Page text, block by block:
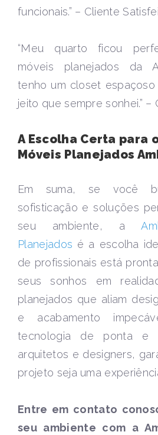
funcionais.” – Cliente
“Meu quarto ficou
móveis planejados da
tenho um closet
jeito que sempre sonhei.” –
A Escolha Certa para
Móveis Planejados
Em suma, se você
sofisticação e soluções
seu ambiente, a
Planejados é a escolha
de profissionais está
seus sonhos em
planejados que aliam
e acabamento
tecnologia de ponta e
arquitetos e designers,
projeto seja uma
Entre em contato
seu ambiente com a